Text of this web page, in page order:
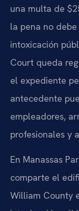
una multa de
la pena no
intoxicación
Court queda
el expediente
antecedente
empleadores,
profesionales y
En Manassas
comparte el
William County